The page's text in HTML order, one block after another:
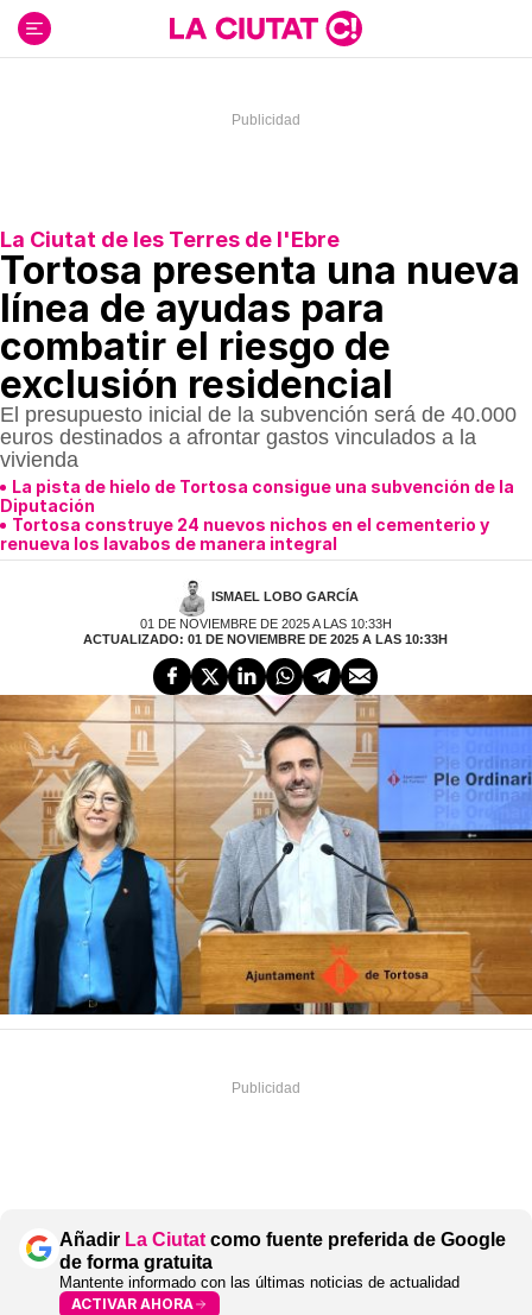
contenido
La Ciutat de les Terres de l'Ebre
Tortosa presenta una nueva
línea de ayudas para
combatir el riesgo de
exclusión residencial
El presupuesto inicial de la subvención será de 40.000
euros destinados a afrontar gastos vinculados a la
vivienda
La pista de hielo de Tortosa consigue una subvención de la
Diputación
Tortosa construye 24 nuevos nichos en el cementerio y
renueva los lavabos de manera integral
ISMAEL LOBO GARCÍA
01 DE NOVIEMBRE DE 2025 A LAS 10:33H
ACTUALIZADO: 01 DE NOVIEMBRE DE 2025 A LAS 10:33H
Añadir La Ciutat como fuente preferida de Google
de forma gratuita
Mantente informado con las últimas noticias de actualidad
ACTIVAR AHORA